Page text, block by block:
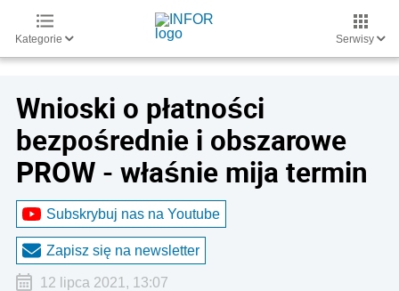
Kategorie Serwisy
Wnioski o płatności
bezpośrednie i obszarowe
PROW - właśnie mija termin
Subskrybuj nas na Youtube
Zapisz się na newsletter
12 lipca 2021, 13:07